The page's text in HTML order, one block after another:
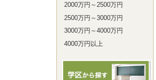
2000万円～2500万円
2500万円～3000万円
3000万円～4000万円
4000万円以上